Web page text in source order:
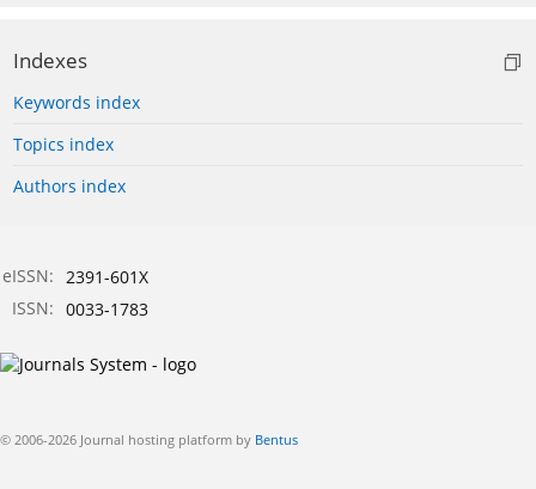
Indexes
Keywords index
Topics index
Authors index
eISSN: 2391-601X
ISSN: 0033-1783
© 2006-2026 Journal hosting platform by Bentus